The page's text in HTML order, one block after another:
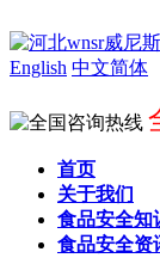
English 中文简体
首页
关于我们
食品安全知
食品安全资